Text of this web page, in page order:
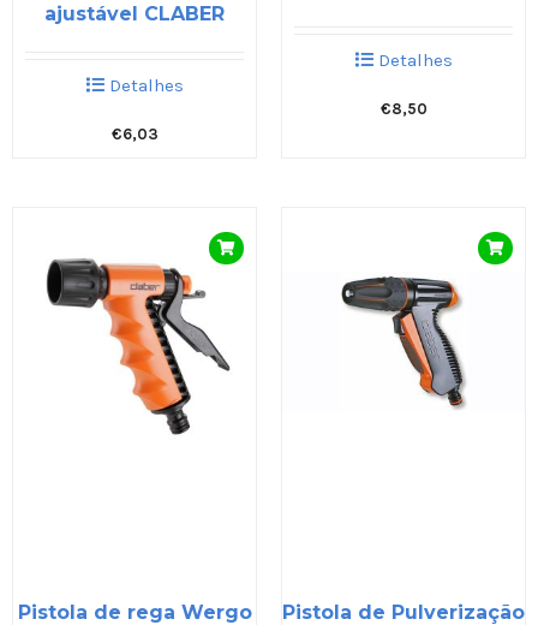
ajustável CLABER
Detalhes
€6,03
Detalhes
€8,50
Pistola de rega Wergo
Pistola de Pulverização